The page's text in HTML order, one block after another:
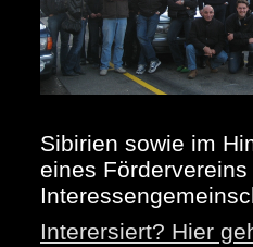
Sibirien sowie im
eines
Interersiert? Hier